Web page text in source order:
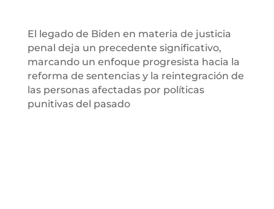
El legado de Biden en materia de justicia
penal deja un precedente significativo,
marcando un enfoque progresista hacia la
reforma de sentencias y la reintegración de
las personas afectadas por políticas
punitivas del pasado